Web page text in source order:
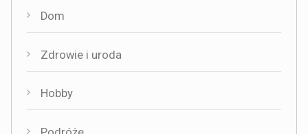
Dom
Zdrowie i uroda
Hobby